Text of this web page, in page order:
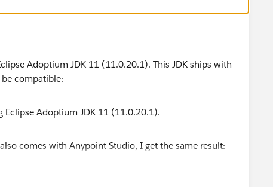
Adoptium JDK 11 (11.0.20.1). This JDK ships with
compatible:
comes with Anypoint Studio, I get the same result: